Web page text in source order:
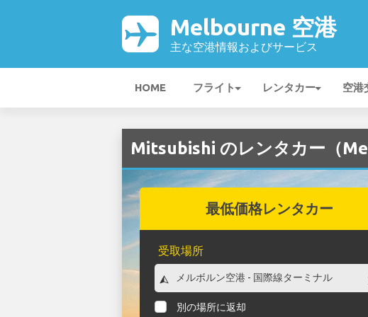
Melbourne 空港
主な空港情報およびサービス
HOME フライト レンタカー 空港
Mitsubishi のレンタカー（
最低価格レンタカー
受取場所
別の場所に返却